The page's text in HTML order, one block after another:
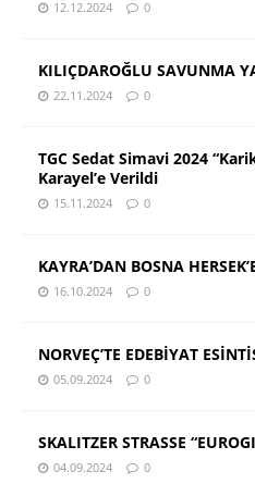
12.12.2024 0
KILIÇDAROĞLU SAVUNMA
22.11.2024 0
TGC Sedat Simavi 2024
Karayel’e Verildi
15.11.2024 0
KAYRA’DAN BOSNA
16.10.2024 0
NORVEÇ’TE EDEBİYAT
05.09.2024 0
SKALITZER STRASSE
04.09.2024 0